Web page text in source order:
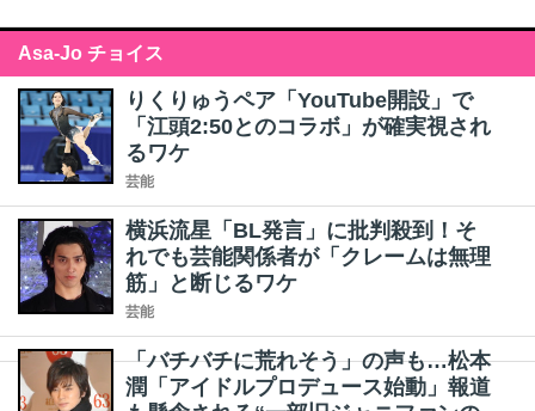
Asa-Jo チョイス
りくりゅうペア「YouTube開設」で
「江頭2:50とのコラボ」が確実視され
るワケ
芸能
横浜流星「BL発言」に批判殺到！そ
れでも芸能関係者が「クレームは無理
筋」と断じるワケ
芸能
「バチバチに荒れそう」の声も…松本
潤「アイドルプロデュース始動」報道